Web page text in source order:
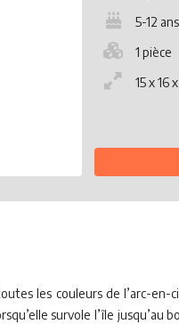
5-12 ans
1 pièce
15 x 16
les couleurs de l’arc-
survole l’île jusqu’au